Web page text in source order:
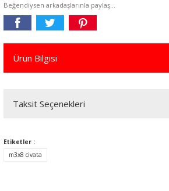
Beğendiysen arkadaşlarınla paylaş...
Ürün Bilgisi
Taksit Seçenekleri
Etiketler :
m3x8 civata